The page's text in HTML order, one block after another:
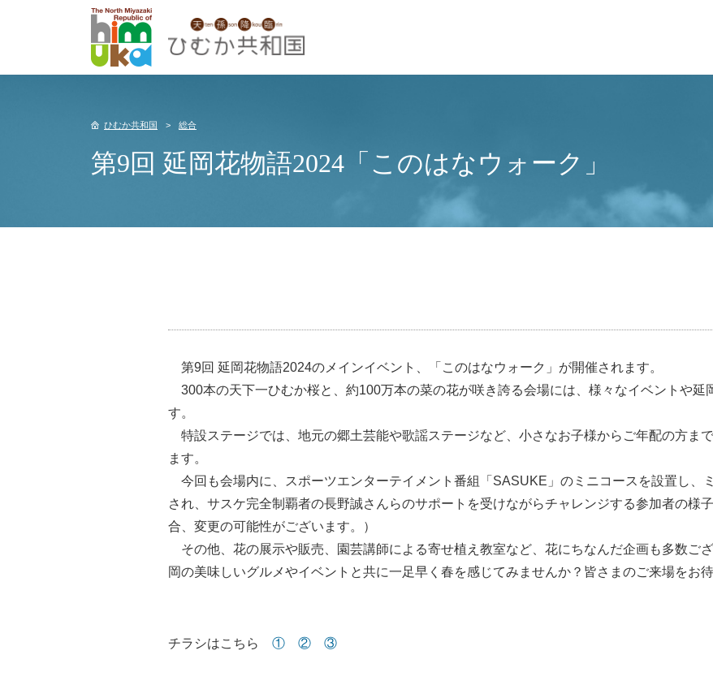
ひむか共和国 総合
第9回 延岡花物語2024「このはなウォーク」
第9回 延岡花物語2024のメインイベント、「このはなウォーク」が開催されます。
300本の天下一ひむか桜と、約100万本の菜の花が咲き誇る会場には、様々なイベントや延
す。
特設ステージでは、地元の郷土芸能や歌謡ステージなど、小さなお子様からご年配の方ま
ます。
今回も会場内に、スポーツエンターテイメント番組「SASUKE」のミニコースを設置し、
され、サスケ完全制覇者の長野誠さんらのサポートを受けながらチャレンジする参加者の様
合、変更の可能性がございます。）
その他、花の展示や販売、園芸講師による寄せ植え教室など、花にちなんだ企画も多数ご
岡の美味しいグルメやイベントと共に一足早く春を感じてみませんか？皆さまのご来場をお待
チラシはこちら ① ② ③